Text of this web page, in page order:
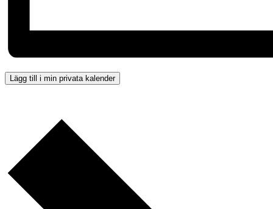
Lägg till i min privata kalender